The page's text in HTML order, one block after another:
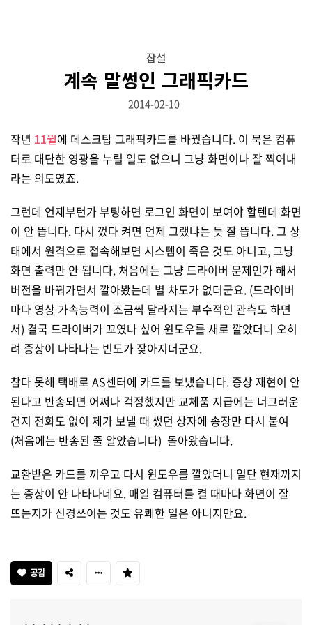
잡설
계속 말썽인 그래픽카드
2014-02-10
작년 11월에 데스크탑 그래픽카드를 바꿨습니다. 이 묵은 컴퓨
터로 대단한 영광을 누릴 일도 없으니 그냥 화면이나 잘 찍어내
라는 의도였죠.
그런데 언제부턴가 부팅하면 로그인 화면이 보여야 할텐데 화면
이 안 뜹니다. 다시 껐다 켜면 언제 그랬냐는 듯 잘 뜹니다. 그 상
태에서 원격으로 접속해보면 시스템이 죽은 것도 아니고, 그냥
화면 출력만 안 됩니다. 처음에는 그냥 드라이버 문제인가 해서
버전을 바꿔가면서 깔아봤는데 별 차도가 없더군요. (드라이버
마다 영상 가속능력이 조금씩 달라지는 부수적인 관측도 하면
서) 결국 드라이버가 꼬였나 싶어 윈도우를 새로 깔았더니 오히
려 증상이 나타나는 빈도가 잦아지더군요.
참다 못해 택배로 AS센터에 카드를 보냈습니다. 증상 재현이 안
된다고 반송되면 어쩌나 걱정했지만 교체품 지급에는 너그러운
건지 전화도 없이 제가 보낼 때 썼던 상자에 송장만 다시 붙여
(처음에는 반송된 줄 알았습니다) 돌아왔습니다.
교환받은 카드를 끼우고 다시 윈도우를 깔았더니 일단 현재까지
는 증상이 안 나타나네요. 매일 컴퓨터를 켤 때마다 화면이 잘
뜨는지가 신경쓰이는 것도 유쾌한 일은 아니지만요.
공감